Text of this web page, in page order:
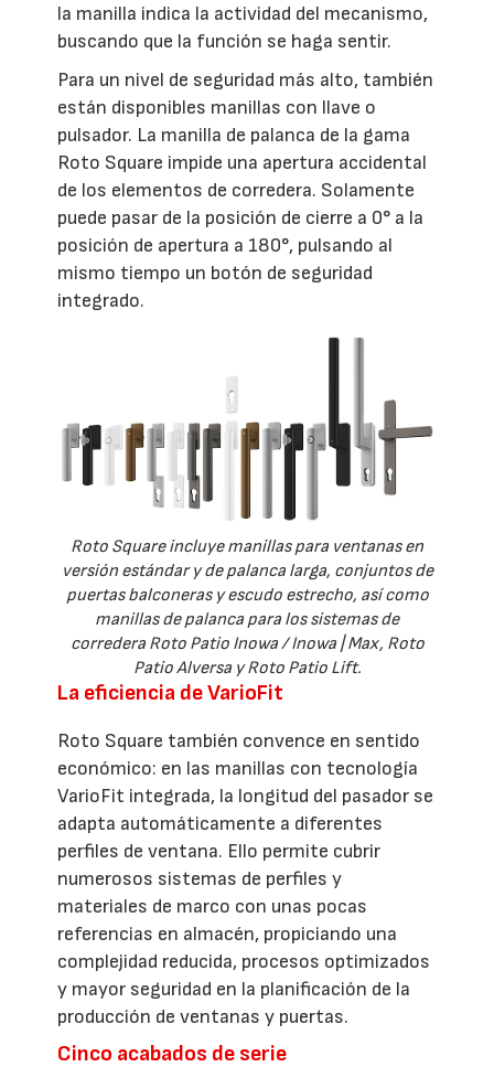
la manilla indica la actividad del mecanismo,
buscando que la función se haga sentir.
Para un nivel de seguridad más alto, también
están disponibles manillas con llave o
pulsador. La manilla de palanca de la gama
Roto Square impide una apertura accidental
de los elementos de corredera. Solamente
puede pasar de la posición de cierre a 0° a la
posición de apertura a 180°, pulsando al
mismo tiempo un botón de seguridad
integrado.
Roto Square incluye manillas para ventanas en
versión estándar y de palanca larga, conjuntos de
puertas balconeras y escudo estrecho, así como
manillas de palanca para los sistemas de
corredera Roto Patio Inowa / Inowa | Max, Roto
Patio Alversa y Roto Patio Lift.
La eficiencia de VarioFit
Roto Square también convence en sentido
económico: en las manillas con tecnología
VarioFit integrada, la longitud del pasador se
adapta automáticamente a diferentes
perfiles de ventana. Ello permite cubrir
numerosos sistemas de perfiles y
materiales de marco con unas pocas
referencias en almacén, propiciando una
complejidad reducida, procesos optimizados
y mayor seguridad en la planificación de la
producción de ventanas y puertas.
Cinco acabados de serie